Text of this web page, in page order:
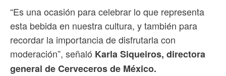
“Es una ocasión para celebrar lo que representa
esta bebida en nuestra cultura, y también para
recordar la importancia de disfrutarla con
moderación”, señaló Karla Siqueiros, directora
general de Cerveceros de México.